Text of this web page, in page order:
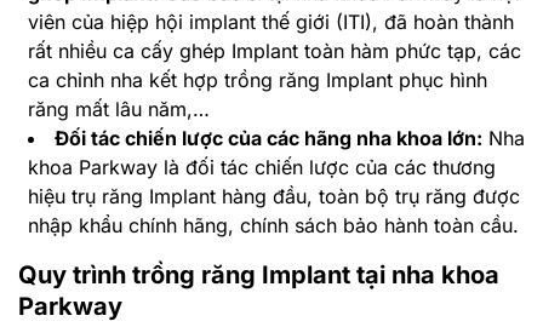
viên của hiệp hội implant thế giới (ITI), đã hoàn thành
rất nhiều ca cấy ghép Implant toàn hàm phức tạp, các
ca chỉnh nha kết hợp trồng răng Implant phục hình
răng mất lâu năm,…
Đối tác chiến lược của các hãng nha khoa lớn: Nha
khoa Parkway là đối tác chiến lược của các thương
hiệu trụ răng Implant hàng đầu, toàn bộ trụ răng được
nhập khẩu chính hãng, chính sách bảo hành toàn cầu.
Quy trình trồng răng Implant tại nha khoa
Parkway